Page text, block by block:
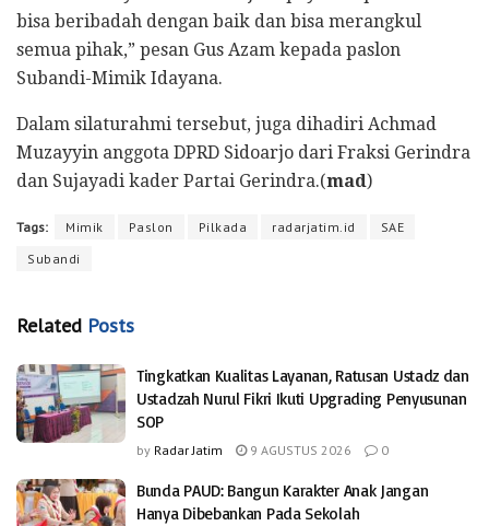
bisa beribadah dengan baik dan bisa merangkul
semua pihak,” pesan Gus Azam kepada paslon
Subandi-Mimik Idayana.
Dalam silaturahmi tersebut, juga dihadiri Achmad
Muzayyin anggota DPRD Sidoarjo dari Fraksi Gerindra
dan Sujayadi kader Partai Gerindra.(mad)
Tags: Mimik Paslon Pilkada radarjatim.id
SAE
Subandi
Related Posts
Tingkatkan Kualitas Layanan, Ratusan Ustadz dan
Ustadzah Nurul Fikri Ikuti Upgrading Penyusunan
SOP
by Radar Jatim 9 AGUSTUS 2026 0
Bunda PAUD: Bangun Karakter Anak Jangan
Hanya Dibebankan Pada Sekolah